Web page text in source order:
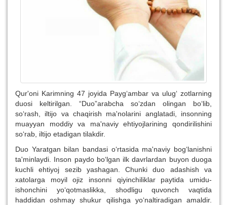
Qur'oni Karimning 47 joyida Payg‘ambar va ulug‘ zotlarning
duosi keltirilgan. “Duo”arabcha so‘zdan olingan bo‘lib,
so‘rash, iltijo va chaqirish ma'nolarini anglatadi, insonning
muayyan moddiy va ma'naviy ehtiyojlarining qondirilishini
so‘rab, iltijo etadigan tilakdir.
Duo Yaratgan bilan bandasi o‘rtasida ma'naviy bog‘lanishni
ta'minlaydi. Inson paydo bo‘lgan ilk davrlardan buyon duoga
kuchli ehtiyoj sezib yashagan. Chunki duo adashish va
xatolarga moyil ojiz insonni qiyinchiliklar paytida umidu-
ishonchini yo‘qotmaslikka, shodligu quvonch vaqtida
haddidan oshmay shukur qilishga yo‘naltiradigan amaldir.